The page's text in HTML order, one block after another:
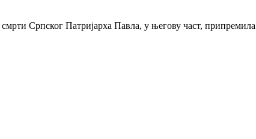
Српског Патријарха Павла, у његову част, припремила